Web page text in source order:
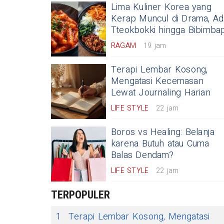
Lima Kuliner Korea yang
Kerap Muncul di Drama,
Tteokbokki hingga
RAGAM 19 jam
Terapi Lembar Kosong,
Mengatasi Kecemasan
Lewat Journaling Harian
LIFE STYLE 22 jam
Boros vs Healing: Belanja
karena Butuh atau Cuma
Balas Dendam?
LIFE STYLE 22 jam
TERPOPULER
1
Terapi Lembar Kosong, Mengatasi